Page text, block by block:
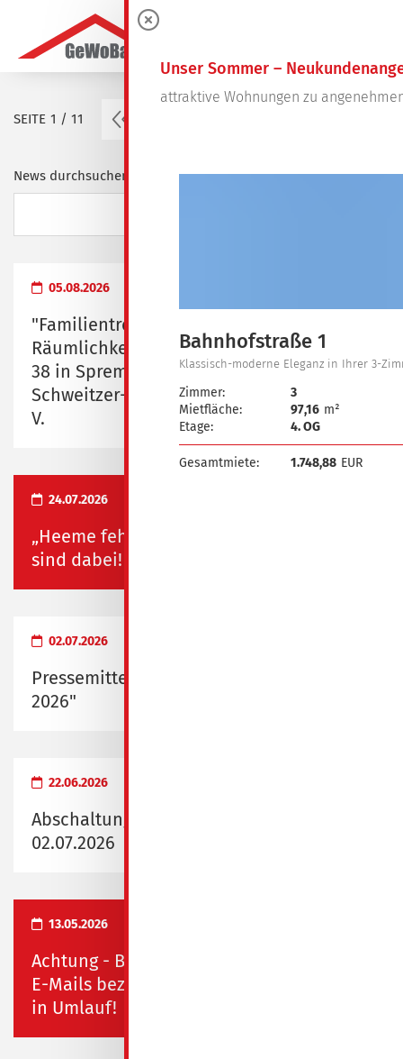
SEITE 1 / 11
News durchsuchen ...
05.08.2026
"Familientreff" - Übergabe der
Räumlichkeiten in der Dresdener Straße
38 in Spremberg an das Albert-
Schweitzer-Familienwerk Brandenburg e.
V.
24.07.2026
„Heeme fehlste“ und „Heimatfest“ – wir
sind dabei!
02.07.2026
Pressemitteilung zum "Probewohnen
2026"
22.06.2026
Abschaltung Fernwärme vom 29.06.2026 -
02.07.2026
13.05.2026
Achtung - Betrug in Spremberg! Falsche
E-Mails bezüglich Rauchmelderkontrolle
in Umlauf!
Unser Sommer –
attraktive Wohnungen zu
Bahnhofstraße 1
Klassisch-moderne Eleganz in Ihrer 3-
Zimmer:
3
Mietfläche:
97,16 m²
Etage:
4. OG
Gesamtmiete: 1.748,88 EUR